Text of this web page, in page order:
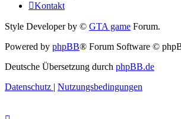
Kontakt
Style Developer by © GTA game Forum.
Powered by phpBB® Forum Software ©
Deutsche Übersetzung durch phpBB.de
Datenschutz | Nutzungsbedingungen